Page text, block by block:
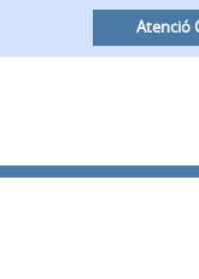
Atenció